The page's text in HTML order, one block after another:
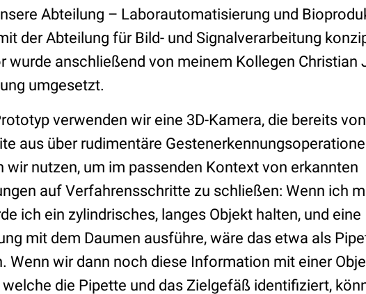
Abteilung – Laborautomatisierung und
der Abteilung für Bild- und Signalverarbeitung
wurde anschließend von meinem Kollegen Christian
umgesetzt.
verwenden wir eine 3D-Kamera, die bereits von
aus über rudimentäre
wir nutzen, um im passenden Kontext von erkannten
auf Verfahrensschritte zu schließen: Wenn ich
ich ein zylindrisches, langes Objekt halten, und eine
mit dem Daumen ausführe, wäre das etwa als
Wenn wir dann noch diese Information mit einer
die Pipette und das Zielgefäß identifiziert,